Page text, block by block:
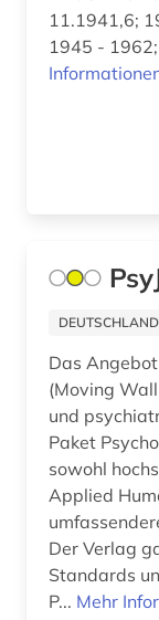
evidenz (1)
exil (1)
11.1941,6;
1945 -
Das
(Moving
und
Paket
sowohl
Applied
Der Verlag
Standards
P... Mehr